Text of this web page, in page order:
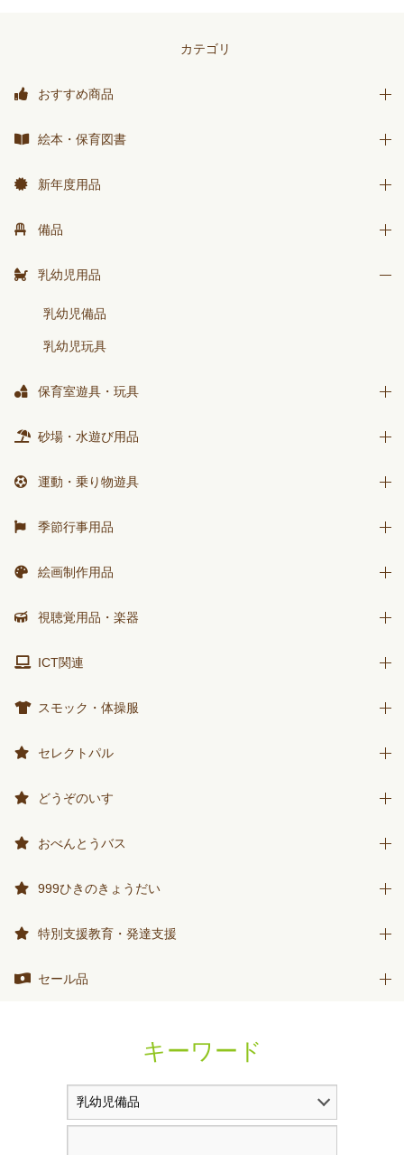
カテゴリ
おすすめ商品
おすすめ商品
絵本・保育図書
絵本
おはなしチャイルド
おはなしﾁｬｲﾙﾄﾞﾘｸｴｽﾄ
チャイルドブック アップル
はじめましての絵本
科学が好きになるおはなし
ﾁｬｲﾙﾄﾞ科学絵本館なぜなぜ
かんがえる
みんなともだち
みてみて！
2025年度月刊絵本
新年度用品
出席帳・シール
画帳・おもいで
絵画・造形用品
個人保育用品
備品
椅子
防災・安全用品
衛生・トイレ用品
乳幼児用品
乳幼児備品
乳幼児玩具
保育室遊具・玩具
ままごと
砂場・水遊び用品
砂場用品
運動・乗り物遊具
運動遊具
季節行事用品
運動会用品
絵画制作用品
画材
視聴覚用品・楽器
視聴覚用品
ICT関連
ICT関連
スモック・体操服
スモック
セレクトパル
先生用ウェア
どうぞのいす
どうぞのいす
おべんとうバス
おべんとうバス
999ひきのきょうだい
999ひきのきょうだい
特別支援教育・発達支援
特別支援教育・発達支援
セール品
キーワード